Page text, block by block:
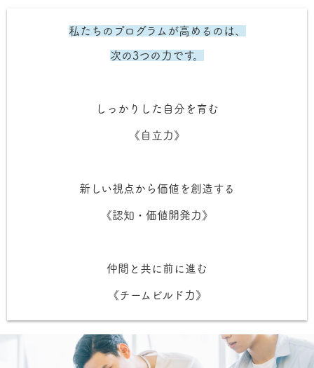
私たちのプログラムが高めるのは、
次の3つの力です。
しっかりした自分を育む
《自立力》
新しい視点から価値を創造する
《認知・価値開発力》
仲間と共に前に進む
《チームビルド力》